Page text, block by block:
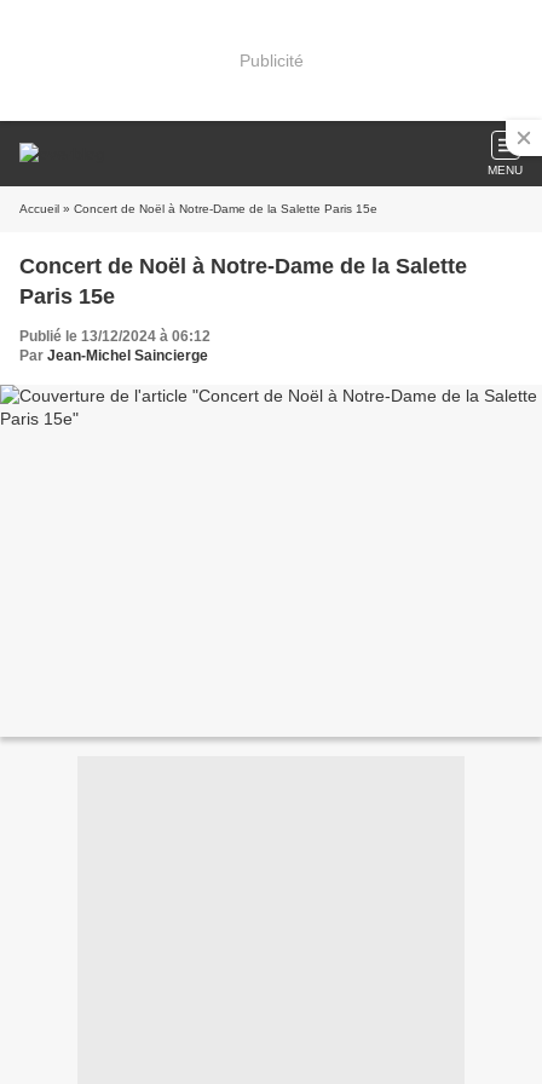
Publicité
MENU
Accueil » Concert de Noël à Notre-Dame de la Salette Paris 15e
Concert de Noël à Notre-Dame de la Salette
Paris 15e
Publié le 13/12/2024 à 06:12
Par Jean-Michel Saincierge